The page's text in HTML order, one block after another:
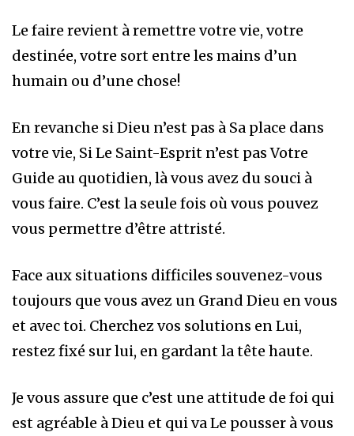
Le faire revient à remettre votre vie, votre
destinée, votre sort entre les mains d’un
humain ou d’une chose!
En revanche si Dieu n’est pas à Sa place dans
votre vie, Si Le Saint-Esprit n’est pas Votre
Guide au quotidien, là vous avez du souci à
vous faire. C’est la seule fois où vous pouvez
vous permettre d’être attristé.
Face aux situations difficiles souvenez-vous
toujours que vous avez un Grand Dieu en vous
et avec toi. Cherchez vos solutions en Lui,
restez fixé sur lui, en gardant la tête haute.
Je vous assure que c’est une attitude de foi qui
est agréable à Dieu et qui va Le pousser à vous